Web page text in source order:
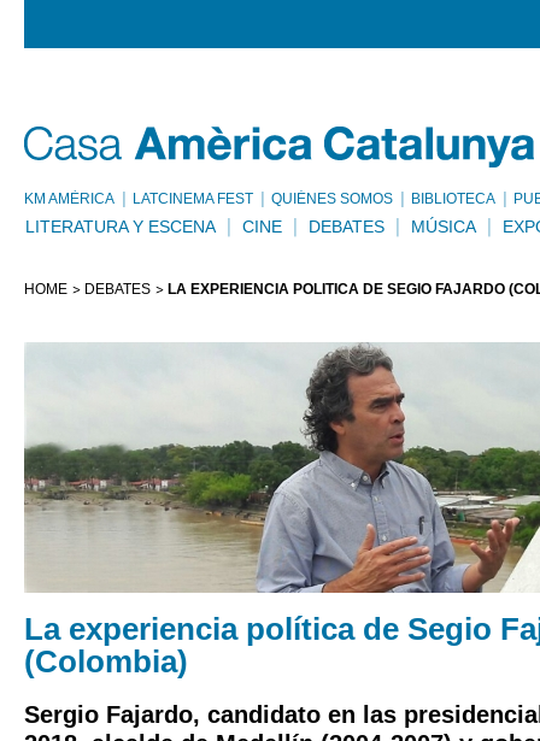
KM AMÈRICA LATCINEMA FEST QUIÉNES SOMOS BIBLIOTECA
LITERATURA Y ESCENA CINE DEBATES MÚSICA
HOME DEBATES LA EXPERIENCIA POLÍTICA DE SEGIO FAJARDO
La experiencia política de Segio
(Colombia)
Sergio Fajardo, candidato en las